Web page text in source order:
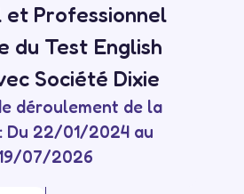
et Professionnel
du Test English
Société Dixie
déroulement de la
Du 22/01/2024 au
07/2026